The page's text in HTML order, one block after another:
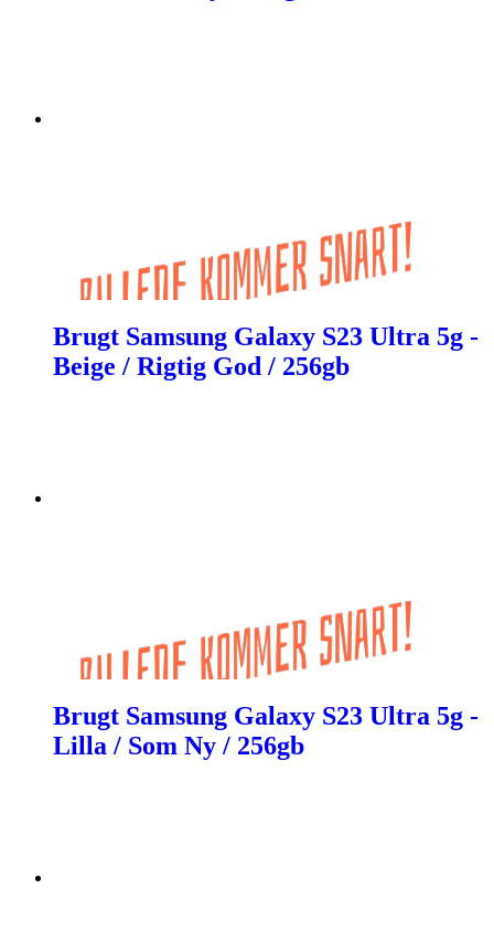
Brugt Samsung Galaxy S23 Ultra 5g -
Beige / Rigtig God / 256gb
Brugt Samsung Galaxy S23 Ultra 5g -
Lilla / Som Ny / 256gb